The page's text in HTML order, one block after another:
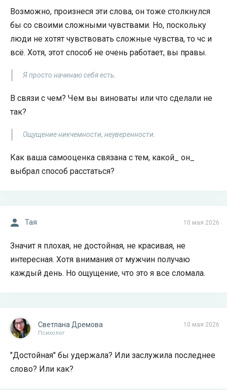
Возможно, произнеся эти слова, он тоже столкнулся
бы со своими сложными чувствами. Но, поскольку
люди не хотят чувствовать сложные чувства, то чс и
всё. Хотя, этот способ не очень работает, вы правы.
Я просто начинаю себя есть.
В связи с чем? Чем вы виноваты или что сделали не
так?
Ощущение никчемности, неуверенности.
Как ваша самооценка связана с тем, какой_ он_
выбрал способ расстаться?
10 мая 2026
Тая
Значит я плохая, не достойная, не красивая, не
интересная. Хотя внимания от мужчин получаю
каждый день. Но ощущение, что это я все сломала.
10 мая 2026
Светлана Дремова
Психолог
"Достойная" бы удержала? Или заслужила последнее
слово? Или как?